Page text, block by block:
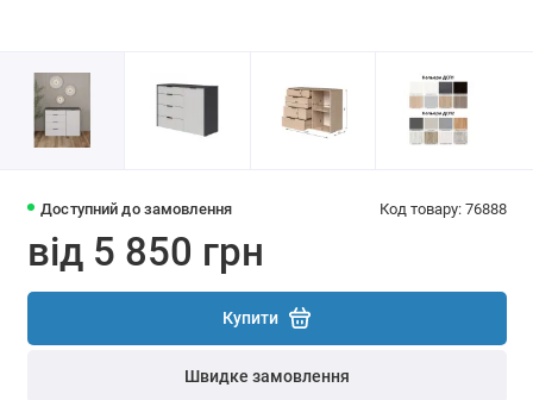
Доступний до замовлення Код товару: 76888
від 5 850 грн
Купити
Швидке замовлення